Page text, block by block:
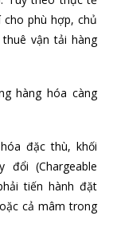
phù hợp, chủ
vận tải hàng
hàng hóa càng
đặc thù, khối
(Chargeable
tiến hành đặt
cả mâm trong